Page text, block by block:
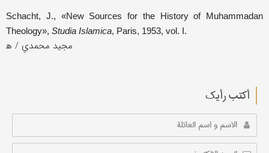
Schacht, J., «New Sources for the History of Muhammadan
Theology», Studia Islamica, Paris, 1953, vol. I.
أکتب رأیك